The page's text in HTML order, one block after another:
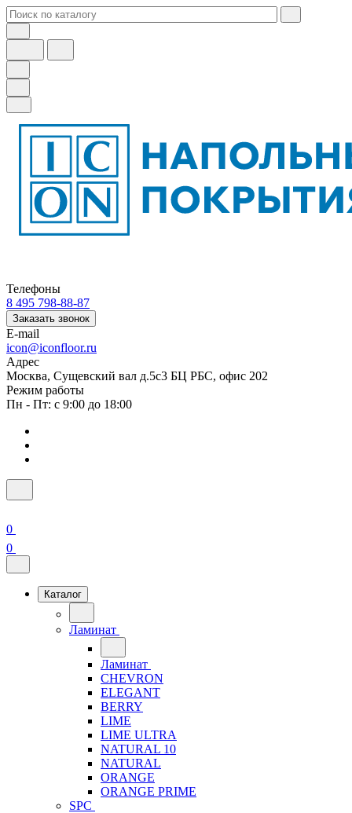
Телефоны
8 495 798-88-87
Заказать звонок
E-mail
icon@iconfloor.ru
Адрес
Москва, Сущевский вал д.5с3 БЦ РБС, офис 202
Режим работы
Пн - Пт: с 9:00 до 18:00
0
0
Каталог
Ламинат
Ламинат
CHEVRON
ELEGANT
BERRY
LIME
LIME ULTRA
NATURAL 10
NATURAL
ORANGE
ORANGE PRIME
SPC